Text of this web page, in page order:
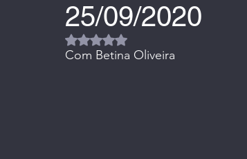
Divulgação Ctrl+Café Entrevistas
25/09/2020
Avaliado com NaN de 5 estrelas.
Com Betina Oliveira